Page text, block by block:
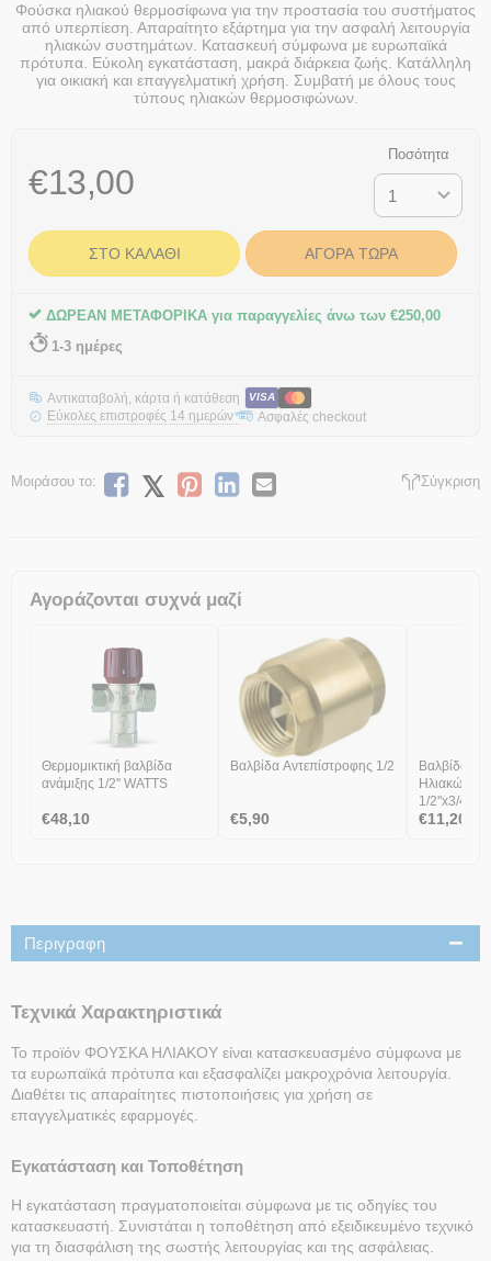
Φούσκα ηλιακού θερμοσίφωνα για την προστασία του συστήματος
από υπερπίεση. Απαραίτητο εξάρτημα για την ασφαλή λειτουργία
ηλιακών συστημάτων. Κατασκευή σύμφωνα με ευρωπαϊκά
πρότυπα. Εύκολη εγκατάσταση, μακρά διάρκεια ζωής. Κατάλληλη
για οικιακή και επαγγελματική χρήση. Συμβατή με όλους τους
τύπους ηλιακών θερμοσιφώνων.
€13,00
Ποσότητα
ΣΤΟ ΚΑΛΆΘΙ ΑΓΟΡΆ ΤΏΡΑ
ΔΩΡΕΑΝ ΜΕΤΑΦΟΡΙΚΑ για παραγγελίες άνω των €250,00
1-3 ημέρες
Αντικαταβολή, κάρτα ή κατάθεση VISA
Εύκολες επιστροφές 14 ημερών* Ασφαλές checkout
Μοιράσου το: Σύγκριση
Αγοράζονται συχνά μαζί
Θερμομικτική βαλβίδα
ανάμιξης 1/2'' WATTS
€48,10
Βαλβίδα Αντεπίστροφης 1/2
€5,90
Βαλβίδα
Ηλιακών
1/2''x3/4''
€11,20
Περιγραφη
Τεχνικά Χαρακτηριστικά
Το προϊόν ΦΟΥΣΚΑ ΗΛΙΑΚΟΥ είναι κατασκευασμένο σύμφωνα με
τα ευρωπαϊκά πρότυπα και εξασφαλίζει μακροχρόνια λειτουργία.
Διαθέτει τις απαραίτητες πιστοποιήσεις για χρήση σε
επαγγελματικές εφαρμογές.
Εγκατάσταση και Τοποθέτηση
Η εγκατάσταση πραγματοποιείται σύμφωνα με τις οδηγίες του
κατασκευαστή. Συνιστάται η τοποθέτηση από εξειδικευμένο τεχνικό
για τη διασφάλιση της σωστής λειτουργίας και της ασφάλειας.